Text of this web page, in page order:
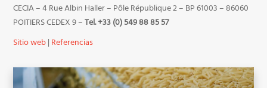
CECIA – 4 Rue Albin Haller – Pôle République 2 – BP 61003 – 86060
POITIERS CEDEX 9 –Tel. +33 (0) 549 88 85 57
Sitio web| Referencias